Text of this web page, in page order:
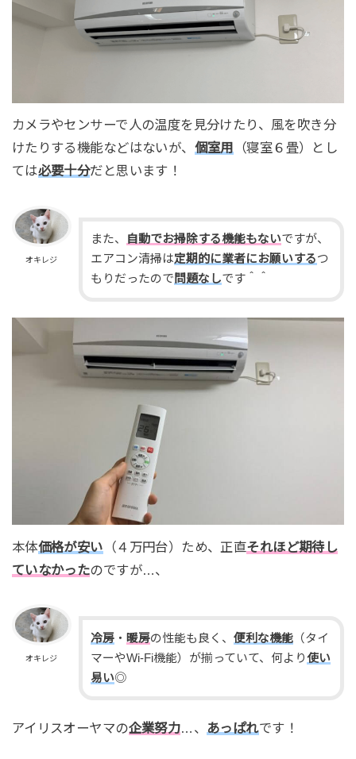
カメラやセンサーで人の温度を見分けたり、風を吹き分
けたりする機能などはないが、 個室用
（寝室６畳）とし
ては必要十分だと思います！
オキレジ
また、 自動でお掃除する機能もないですが、
エアコン清掃は定期的に業者にお願いするつ
もりだったので 問題なしです＾＾
本体価格が安い （４万円台）ため、正直それほど期待し
ていなかったのですが…、
オキレジ
冷房・ 暖房の性能も良く、 便利な機能（タイ
マーやWi-Fi機能）が揃っていて、何より使い
易い◎
アイリスオーヤマの企業努力 …、 あっぱれです！